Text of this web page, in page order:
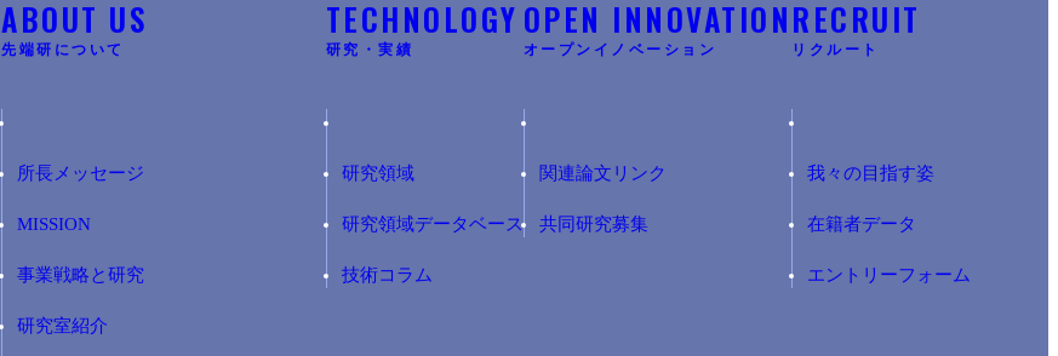
ABOUT US
先端研について
所長メッセージ
MISSION
事業戦略と研究
研究室紹介
TECHNOLOGY
研究・実績
研究領域
研究領域データベース
技術コラム
OPEN INNOVATION
オープンイノベーション
関連論文リンク
共同研究募集
RECRUIT
リクルート
我々の目指す姿
在籍者データ
エントリーフォーム